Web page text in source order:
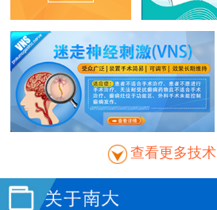
查看更多技术